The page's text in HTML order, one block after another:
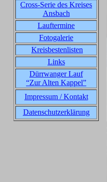
Cross-Serie des Kreises
Ansbach
Lauftermine
Fotogalerie
Kreisbestenlisten
Links
Dürrwanger Lauf
“Zur Alten Kappel”
Impressum / Kontakt
Datenschutzerklärung